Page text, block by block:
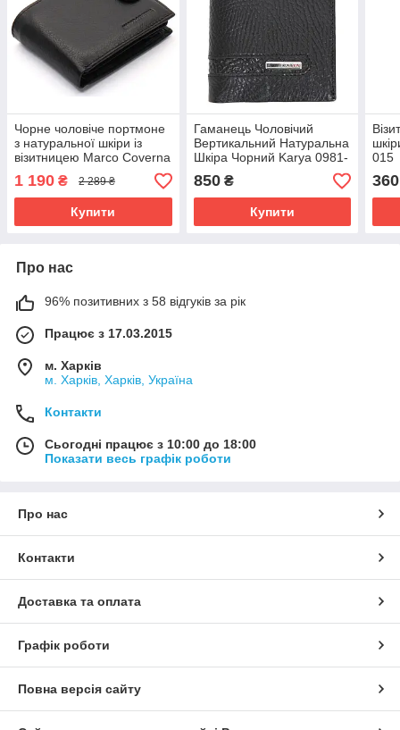
Чорне чоловіче портмоне
з натуральної шкіри із
візитницею Marco Coverna
MC-2057-1
1 190 ₴ 2 289 ₴
Купити
Гаманець Чоловічий
Вертикальний Натуральна
Шкіра Чорний Karya 0981-
45
850₴
Купити
015
360
Про нас
96% позитивних з 58 відгуків за рік
Працює з 17.03.2015
м. Харків
м. Харків, Харків, Україна
Контакти
Сьогодні працює з 10:00 до 18:00
Показати весь графік роботи
Про нас
Контакти
Доставка та оплата
Графік роботи
Повна версія сайту